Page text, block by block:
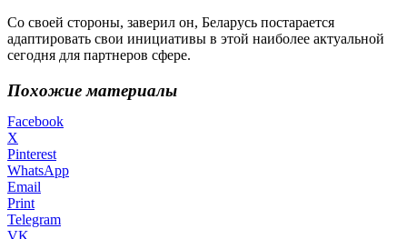
Со своей стороны, заверил он, Беларусь постарается
адаптировать свои инициативы в этой наиболее актуальной
сегодня для партнеров сфере.
Похожие материалы
Facebook
X
Pinterest
WhatsApp
Email
Print
Telegram